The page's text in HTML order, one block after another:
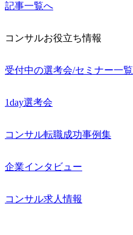
記事一覧へ
コンサルお役立ち情報
受付中の選考会/セミナー一覧
1day選考会
コンサル転職成功事例集
企業インタビュー
コンサル求人情報